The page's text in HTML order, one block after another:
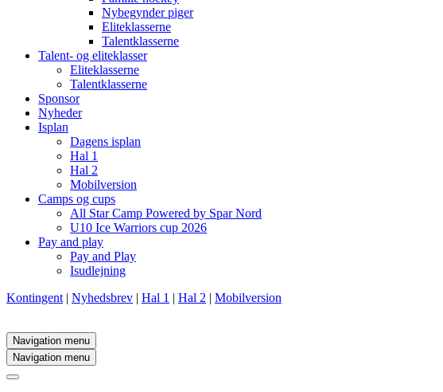
Nybegynder piger
Eliteklasserne
Talentklasserne
Talent- og eliteklasser
Eliteklasserne
Talentklasserne
Sponsor
Nyheder
Isplan
Dagens isplan
Hal 1
Hal 2
Mobilversion
Camps og cups
All Star Camp Powered by Spar Nord
U10 Ice Warriors cup 2026
Pay and play
Pay and Play
Isudlejning
Kontingent | Nyhedsbrev | Hal 1 | Hal 2 | Mobilversion
Navigation menu
Navigation menu